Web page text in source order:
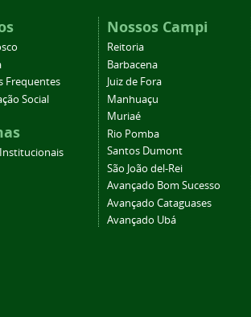
Frequentes
Social
Nossos Campi
Reitoria
Barbacena
Juiz de Fora
Manhuaçu
Muriaé
Rio Pomba
Santos Dumont
São João del-Rei
Avançado Bom Sucesso
Avançado Cataguases
Avançado Ubá